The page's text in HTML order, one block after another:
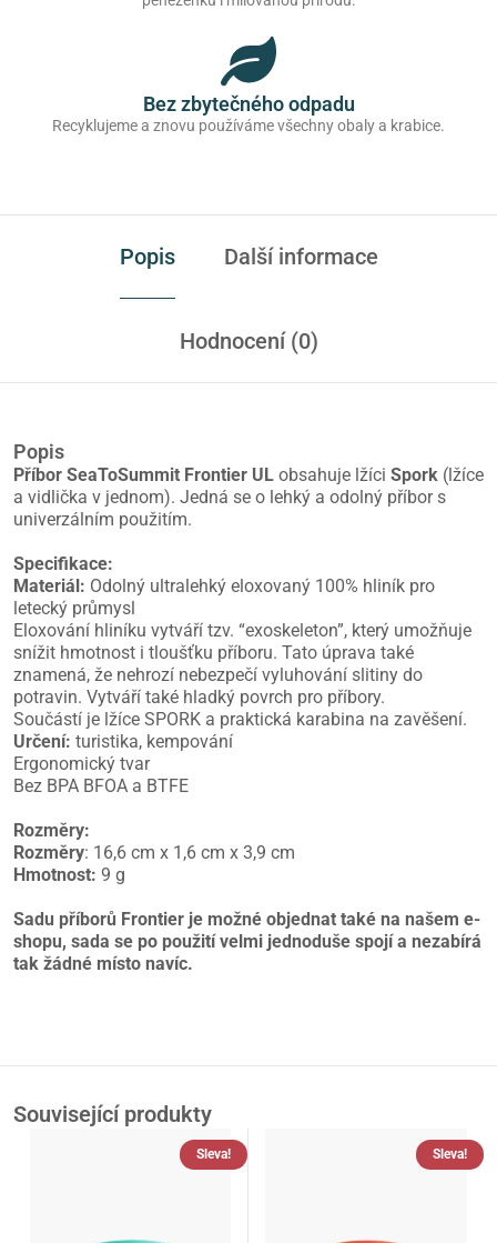
Bez zbytečného odpadu
Recyklujeme a znovu používáme všechny obaly a krabice.
Popis Další informace
Hodnocení (0)
Popis
Příbor SeaToSummit Frontier UL obsahuje lžíci Spork (lžíce
a vidlička v jednom). Jedná se o lehký a odolný příbor s
univerzálním použitím.
Specifikace:
Materiál: Odolný ultralehký eloxovaný 100% hliník pro
letecký průmysl
Eloxování hliníku vytváří tzv. “exoskeleton”, který umožňuje
snížit hmotnost i tloušťku příboru. Tato úprava také
znamená, že nehrozí nebezpečí vyluhování slitiny do
potravin. Vytváří také hladký povrch pro příbory.
Součástí je lžíce SPORK a praktická karabina na zavěšení.
Určení: turistika, kempování
Ergonomický tvar
Bez BPA BFOA a BTFE
Rozměry:
Rozměry: 16,6 cm x 1,6 cm x 3,9 cm
Hmotnost: 9 g
Sadu příborů Frontier je možné objednat také na našem e-
shopu, sada se po použití velmi jednoduše spojí a nezabírá
tak žádné místo navíc.
Související produkty
Sleva! Sleva!